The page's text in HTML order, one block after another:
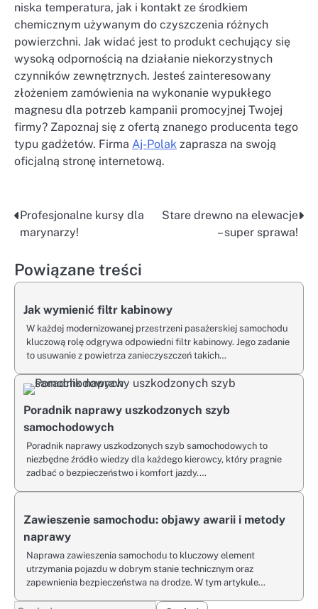
niska temperatura, jak i kontakt ze środkiem
chemicznym używanym do czyszczenia różnych
powierzchni. Jak widać jest to produkt cechujący się
wysoką odpornością na działanie niekorzystnych
czynników zewnętrznych. Jesteś zainteresowany
złożeniem zamówienia na wykonanie wypukłego
magnesu dla potrzeb kampanii promocyjnej Twojej
firmy? Zapoznaj się z ofertą znanego producenta tego
typu gadżetów. Firma Aj-Polak zaprasza na swoją
oficjalną stronę internetową.
Nawigacja
wpisu
Profesjonalne kursy dla
marynarzy!
Stare drewno na elewacje
– super sprawa!
Powiązane treści
Jak wymienić filtr kabinowy
W każdej modernizowanej przestrzeni pasażerskiej samochodu
kluczową rolę odgrywa odpowiedni filtr kabinowy. Jego zadanie
to usuwanie z powietrza zanieczyszczeń takich…
Poradnik naprawy uszkodzonych szyb
samochodowych
Poradnik naprawy uszkodzonych szyb samochodowych to
niezbędne źródło wiedzy dla każdego kierowcy, który pragnie
zadbać o bezpieczeństwo i komfort jazdy.…
Zawieszenie samochodu: objawy awarii i metody
naprawy
Naprawa zawieszenia samochodu to kluczowy element
utrzymania pojazdu w dobrym stanie technicznym oraz
zapewnienia bezpieczeństwa na drodze. W tym artykule…